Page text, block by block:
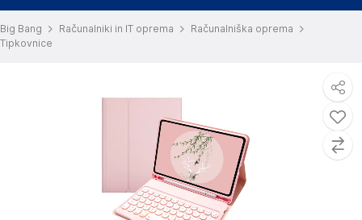
Big Bang Računalniki in IT oprema
Računalniška oprema
Tipkovnice